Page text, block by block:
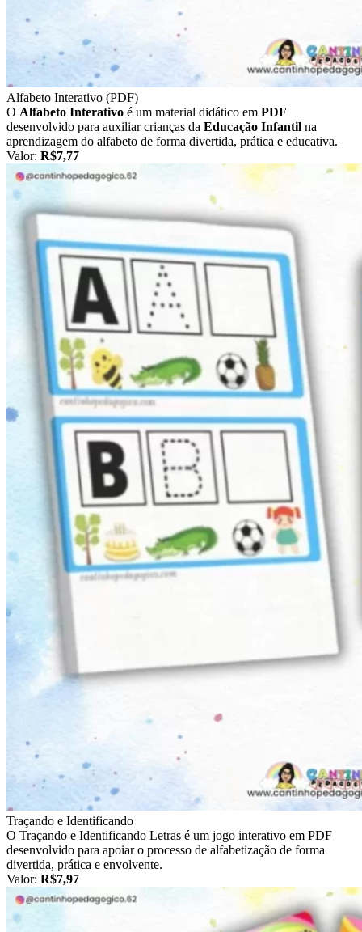
Alfabeto Interativo (PDF)
O Alfabeto Interativo é um material didático em PDF
desenvolvido para auxiliar crianças da Educação Infantil na
aprendizagem do alfabeto de forma divertida, prática e educativa.
Valor: R$7,77
Traçando e Identificando
O Traçando e Identificando Letras é um jogo interativo em PDF
desenvolvido para apoiar o processo de alfabetização de forma
divertida, prática e envolvente.
Valor: R$7,97